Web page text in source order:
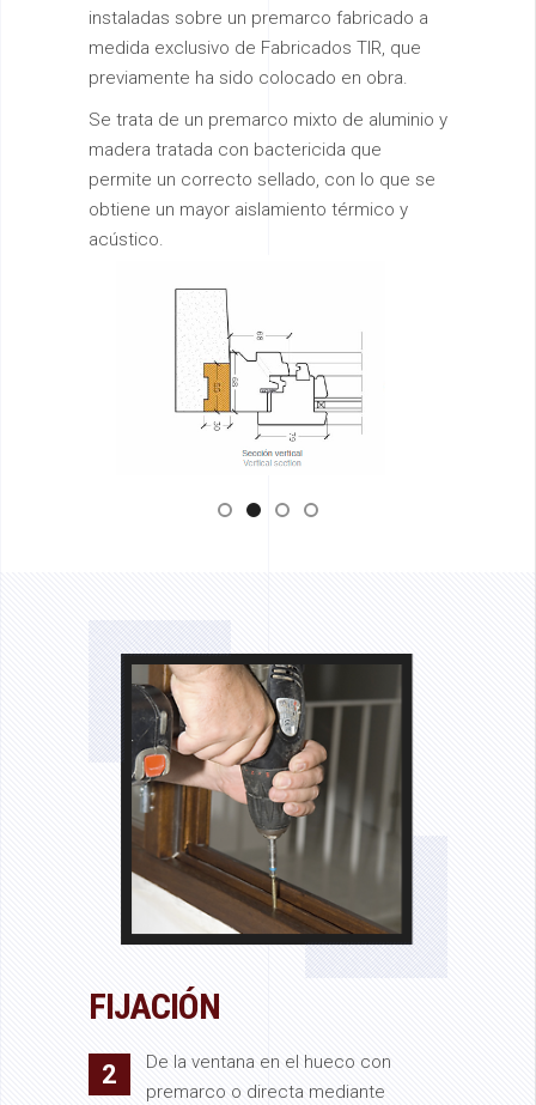
instaladas sobre un premarco fabricado a
medida exclusivo de Fabricados TIR, que
previamente ha sido colocado en obra.
Se trata de un premarco mixto de aluminio y
madera tratada con bactericida que
permite un correcto sellado, con lo que se
obtiene un mayor aislamiento térmico y
acústico.
FIJACIÓN
2
De la ventana en el hueco con
premarco o directa mediante